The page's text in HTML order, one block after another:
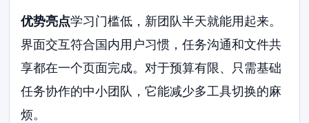
优势亮点学习门槛低，新团队半天就能用起来。
界面交互符合国内用户习惯，任务沟通和文件共
享都在一个页面完成。对于预算有限、只需基础
任务协作的中小团队，它能减少多工具切换的麻
烦。